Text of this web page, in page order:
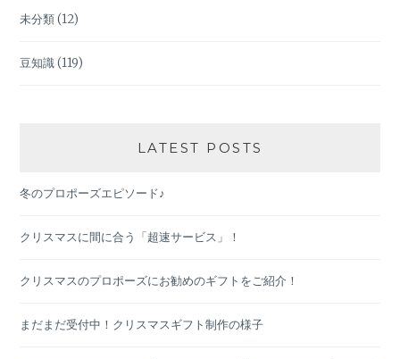
未分類(12)
豆知識(119)
LATEST POSTS
冬のプロポーズエピソード♪
クリスマスに間に合う「超速サービス」！
クリスマスのプロポーズにお勧めのギフトをご紹介！
まだまだ受付中！クリスマスギフト制作の様子